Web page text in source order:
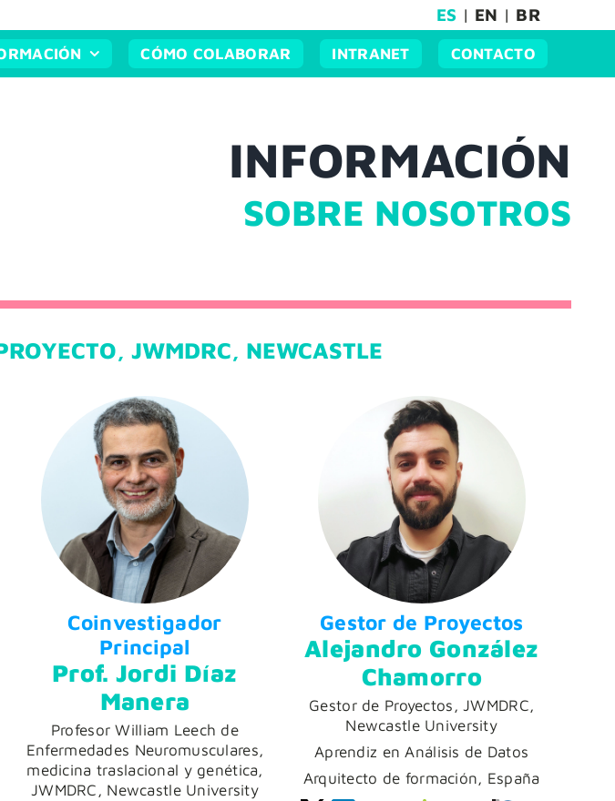
ES | EN | BR
CÓMO COLABORAR INTRANET CONTACTO
INFORMACIÓN
SOBRE NOSOTROS
JWMDRC, NEWCASTLE
Coinvestigador
Principal
Prof. Jordi Díaz
Manera
Profesor William Leech de
Enfermedades Neuromusculares,
medicina traslacional y genética,
JWMDRC, Newcastle University
Gestor de Proyectos
Alejandro González
Chamorro
Gestor de Proyectos, JWMDRC,
Newcastle University
Aprendiz en Análisis de Datos
Arquitecto de formación, España